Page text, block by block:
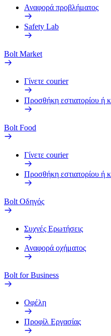
Αναφορά προβλήματος
Safety Lab
Bolt Market
Γίνετε courier
Προσθήκη εστιατορίου ή
Bolt Food
Γίνετε courier
Προσθήκη εστιατορίου ή
Bolt Οδηγός
Συχνές Ερωτήσεις
Αναφορά οχήματος
Bolt for Business
Οφέλη
Προφίλ Εργασίας